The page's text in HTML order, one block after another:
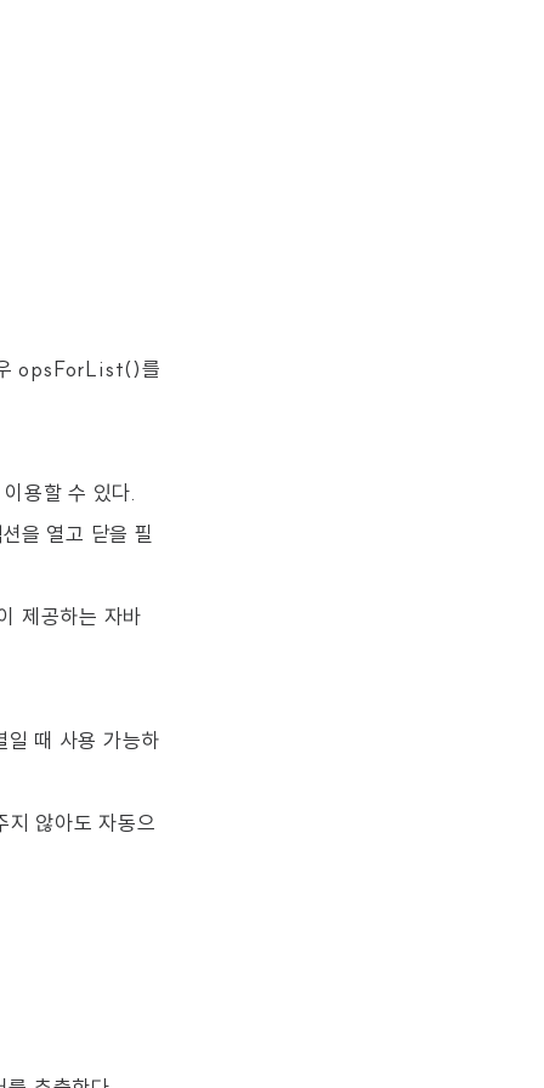
opsForList()를
용할 수 있다.
을 열고 닫을 필
제공하는 자바
때 사용 가능하
않아도 자동으